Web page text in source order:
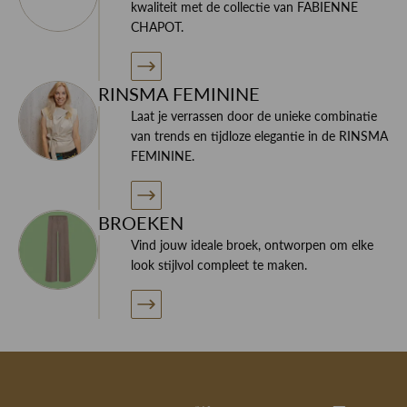
kwaliteit met de collectie van FABIENNE
CHAPOT.
RINSMA FEMININE
Laat je verrassen door de unieke combinatie
van trends en tijdloze elegantie in de RINSMA
FEMININE.
BROEKEN
Vind jouw ideale broek, ontworpen om elke
look stijlvol compleet te maken.